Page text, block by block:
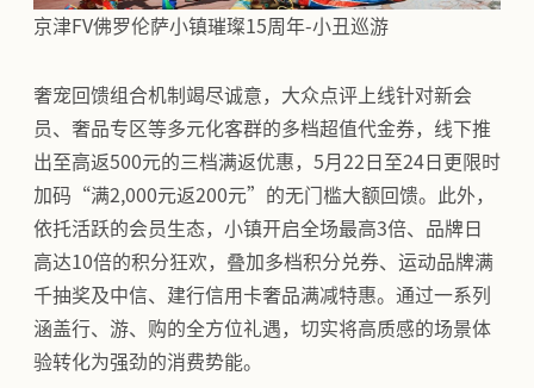
京津FV佛罗伦萨小镇璀璨15周年-小丑巡游
奢宠回馈组合机制竭尽诚意，大众点评上线针对新会
员、奢品专区等多元化客群的多档超值代金券，线下推
出至高返500元的三档满返优惠，5月22日至24日更限时
加码“满2,000元返200元”的无门槛大额回馈。此外，
依托活跃的会员生态，小镇开启全场最高3倍、品牌日
高达10倍的积分狂欢，叠加多档积分兑券、运动品牌满
千抽奖及中信、建行信用卡奢品满减特惠。通过一系列
涵盖行、游、购的全方位礼遇，切实将高质感的场景体
验转化为强劲的消费势能。